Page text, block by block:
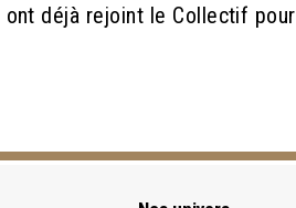
déjà rejoint le Collectif pour